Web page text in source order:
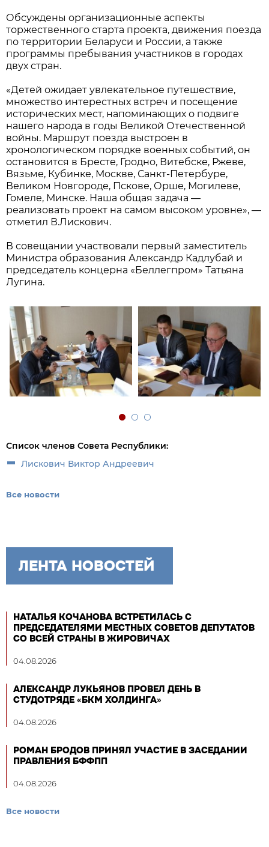
Обсуждены организационные аспекты
торжественного старта проекта, движения поезда
по территории Беларуси и России, а также
программы пребывания участников в городах
двух стран.
«Детей ожидает увлекательное путешествие,
множество интерестных встреч и посещение
исторических мест, напоминающих о подвиге
нашего народа в годы Великой Отечественной
войны. Маршрут поезда выстроен в
хронологическом порядке военных событий, он
остановится в Бресте, Гродно, Витебске, Ржеве,
Вязьме, Кубинке, Москве, Санкт-Петербуре,
Великом Новгороде, Пскове, Орше, Могилеве,
Гомеле, Минске. Наша общая задача —
реализовать проект на самом высоком уровне», ––
отметил В.Лискович.
В совещании участвовали первый заместитель
Министра образования Александр Кадлубай и
председатель концерна «Беллегпром» Татьяна
Лугина.
Список членов Совета Республики:
Лискович Виктор Андреевич
Все новости
ЛЕНТА НОВОСТЕЙ
НАТАЛЬЯ КОЧАНОВА ВСТРЕТИЛАСЬ С
ПРЕДСЕДАТЕЛЯМИ МЕСТНЫХ СОВЕТОВ ДЕПУТАТОВ
СО ВСЕЙ СТРАНЫ В ЖИРОВИЧАХ
04.08.2026
АЛЕКСАНДР ЛУКЬЯНОВ ПРОВЕЛ ДЕНЬ В
СТУДОТРЯДЕ «БКМ ХОЛДИНГА»
04.08.2026
РОМАН БРОДОВ ПРИНЯЛ УЧАСТИЕ В ЗАСЕДАНИИ
ПРАВЛЕНИЯ БФФПП
04.08.2026
Все новости